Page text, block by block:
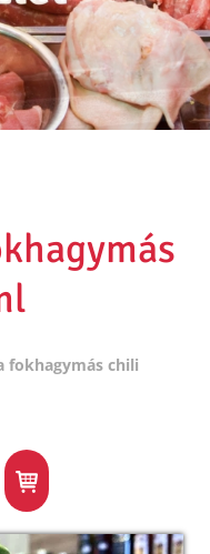
fokhagymás chili